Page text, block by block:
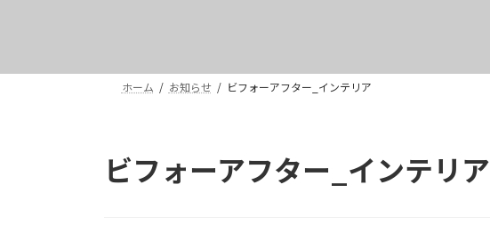
ホーム お知らせ ビフォーアフター_インテリア
ビフォーアフター_インテリア